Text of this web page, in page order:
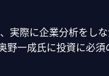
実際に企業分析をし
野一成氏に投資に必